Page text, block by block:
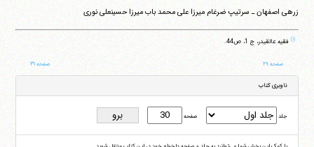
زرهى اصفهان ـ سرتیپ ضرغام میرزا على محمد باب میرزا حسینعلى نوری
(۱) فقیه عالقیدر، ج 1، ص44.
صفحه ۲۹ صفحه ۳۱
ناوبری کتاب
جلد صفحه